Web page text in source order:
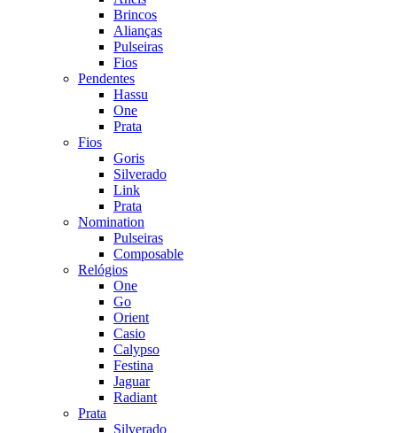
Brincos
Alianças
Pulseiras
Fios
Pendentes
Hassu
One
Prata
Fios
Goris
Silverado
Link
Prata
Nomination
Pulseiras
Composable
Relógios
One
Go
Orient
Casio
Calypso
Festina
Jaguar
Radiant
Prata
Silverado